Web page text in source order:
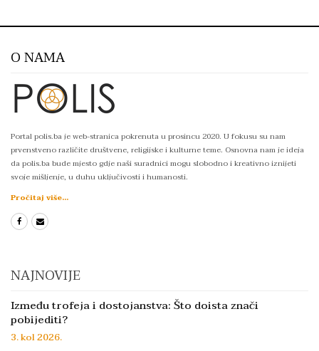
O NAMA
Portal polis.ba je web-stranica pokrenuta u prosincu 2020. U fokusu su nam
prvenstveno različite društvene, religijske i kulturne teme. Osnovna nam je ideja
da polis.ba bude mjesto gdje naši suradnici mogu slobodno i kreativno iznijeti
svoje mišljenje, u duhu uključivosti i humanosti.
Pročitaj više...
NAJNOVIJE
Između trofeja i dostojanstva: Što doista znači
pobijediti?
3. kol 2026.